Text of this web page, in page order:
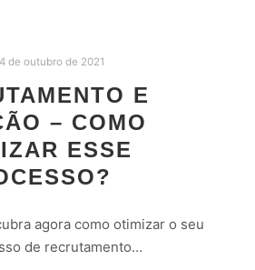
4 de outubro de 2021
E
– COMO
ESSE
agora como otimizar o seu
de recrutamento…